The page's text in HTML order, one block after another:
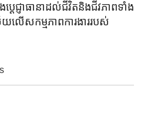
ជ្ញា​ធានា​ដល់​ជីវិត​និង​ជីវភាព​ទាំង
ើ​សកម្មភាព​ការងារ​របស់​